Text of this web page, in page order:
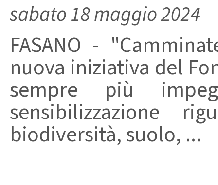
sabato 18 maggio 2024
FASANO -
nuova iniziativa del
sempre più
sensibilizzazione
biodiversità, suolo, ...